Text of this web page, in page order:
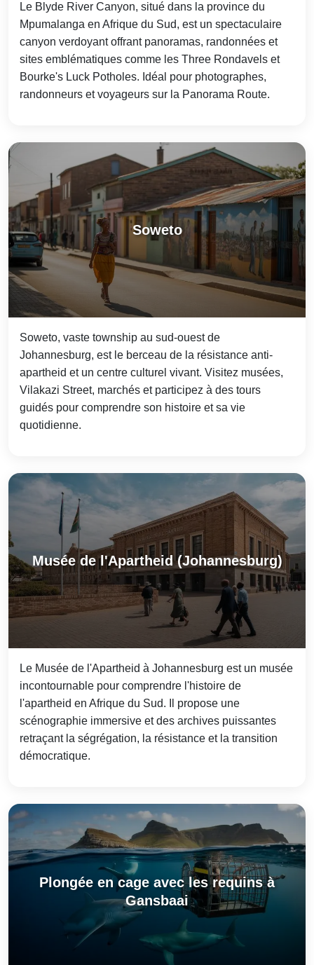
Le Blyde River Canyon, situé dans la province du
Mpumalanga en Afrique du Sud, est un spectaculaire
canyon verdoyant offrant panoramas, randonnées et
sites emblématiques comme les Three Rondavels et
Bourke's Luck Potholes. Idéal pour photographes,
randonneurs et voyageurs sur la Panorama Route.
Soweto
Soweto, vaste township au sud-ouest de
Johannesburg, est le berceau de la résistance anti-
apartheid et un centre culturel vivant. Visitez musées,
Vilakazi Street, marchés et participez à des tours
guidés pour comprendre son histoire et sa vie
quotidienne.
Musée de l'Apartheid (Johannesburg)
Le Musée de l'Apartheid à Johannesburg est un musée
incontournable pour comprendre l'histoire de
l'apartheid en Afrique du Sud. Il propose une
scénographie immersive et des archives puissantes
retraçant la ségrégation, la résistance et la transition
démocratique.
Plongée en cage avec les requins à
Gansbaai